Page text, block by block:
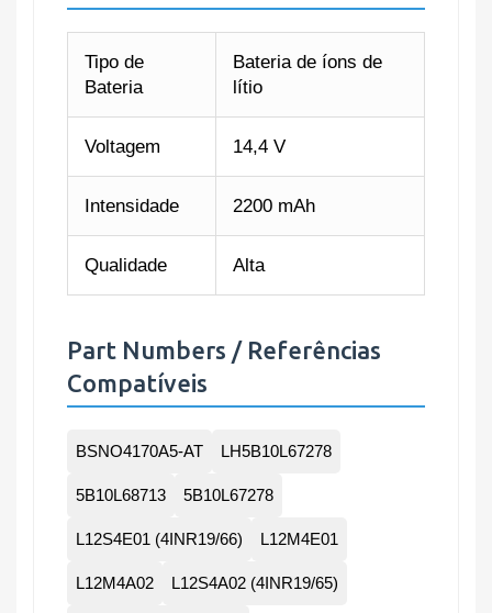
Tipo de
Bateria
Bateria de íons de
lítio
Voltagem 14,4 V
Intensidade 2200 mAh
Qualidade Alta
Part Numbers / Referências
Compatíveis
BSNO4170A5-AT LH5B10L67278
5B10L68713 5B10L67278
L12S4E01 (4INR19/66) L12M4E01
L12M4A02 L12S4A02 (4INR19/65)